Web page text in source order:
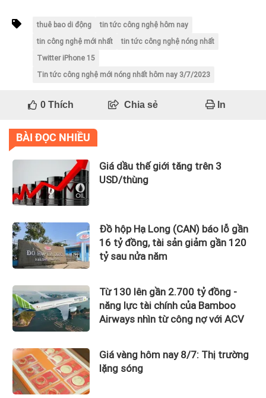
thuê bao di động
tin tức công nghệ hôm nay
tin công nghệ mới nhất
tin tức công nghệ nóng nhất
Twitter iPhone 15
Tin tức công nghệ mới nóng nhất hôm nay 3/7/2023
0Thích Chia sẻ In
BÀI ĐỌC NHIỀU
Giá dầu thế giới tăng trên 3
USD/thùng
Đồ hộp Hạ Long (CAN) báo lỗ gần
16 tỷ đồng, tài sản giảm gần 120
tỷ sau nửa năm
Từ 130 lên gần 2.700 tỷ đồng -
năng lực tài chính của Bamboo
Airways nhìn từ công nợ với ACV
Giá vàng hôm nay 8/7: Thị trường
lặng sóng